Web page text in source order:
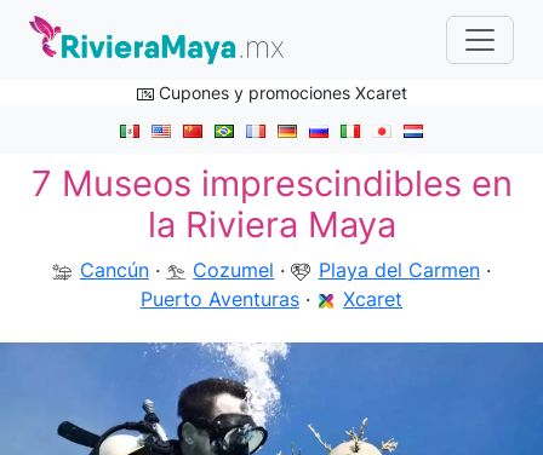
Cupones y promociones Xcaret
7 Museos imprescindibles en
la Riviera Maya
Cancún· Cozumel · Playa del Carmen·
Puerto Aventuras· Xcaret